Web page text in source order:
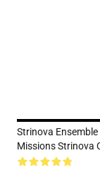
Strinova Ensemble
Missions Strinova